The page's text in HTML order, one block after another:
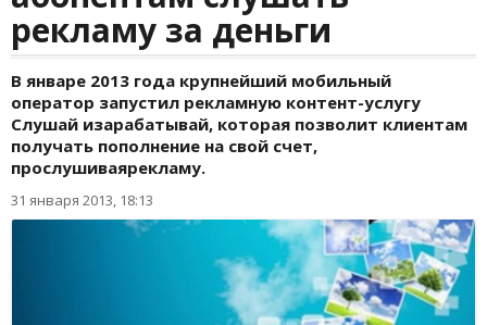
рекламу за деньги
В январе 2013 года крупнейший мобильный
оператор запустил рекламную контент-услугу
Слушай изарабатывай, которая позволит клиентам
получать пополнение на свой счет,
прослушиваярекламу.
31 января 2013, 18:13